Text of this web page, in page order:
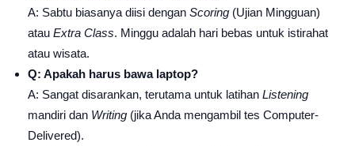
A: Sabtu biasanya diisi dengan Scoring (Ujian Mingguan)
atau Extra Class. Minggu adalah hari bebas untuk istirahat
atau wisata.
Q: Apakah harus bawa laptop?
A: Sangat disarankan, terutama untuk latihan Listening
mandiri dan Writing (jika Anda mengambil tes Computer-
Delivered).